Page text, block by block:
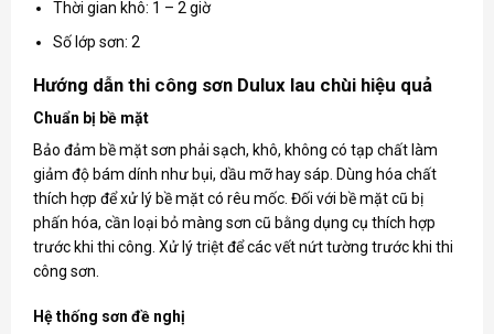
Thời gian khô: 1 – 2 giờ
Số lớp sơn: 2
Hướng dẫn thi công sơn Dulux lau chùi hiệu quả
Chuẩn bị bề mặt
Bảo đảm bề mặt sơn phải sạch, khô, không có tạp chất làm
giảm độ bám dính như bụi, dầu mỡ hay sáp. Dùng hóa chất
thích hợp để xử lý bề mặt có rêu mốc. Đối với bề mặt cũ bị
phấn hóa, cần loại bỏ màng sơn cũ bằng dụng cụ thích hợp
trước khi thi công. Xử lý triệt để các vết nứt tường trước khi thi
công sơn.
Hệ thống sơn đề nghị